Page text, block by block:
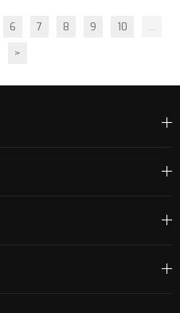
6 7 8 9 10
...
>